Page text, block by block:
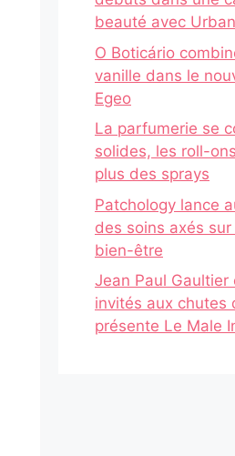
beauté avec
O Boticário
vanille dans le
Egeo
La parfumerie se
solides, les roll-
plus des sprays
Patchology lance
des soins axés
bien-être
Jean Paul Gaultier
invités aux chutes
présente Le Male